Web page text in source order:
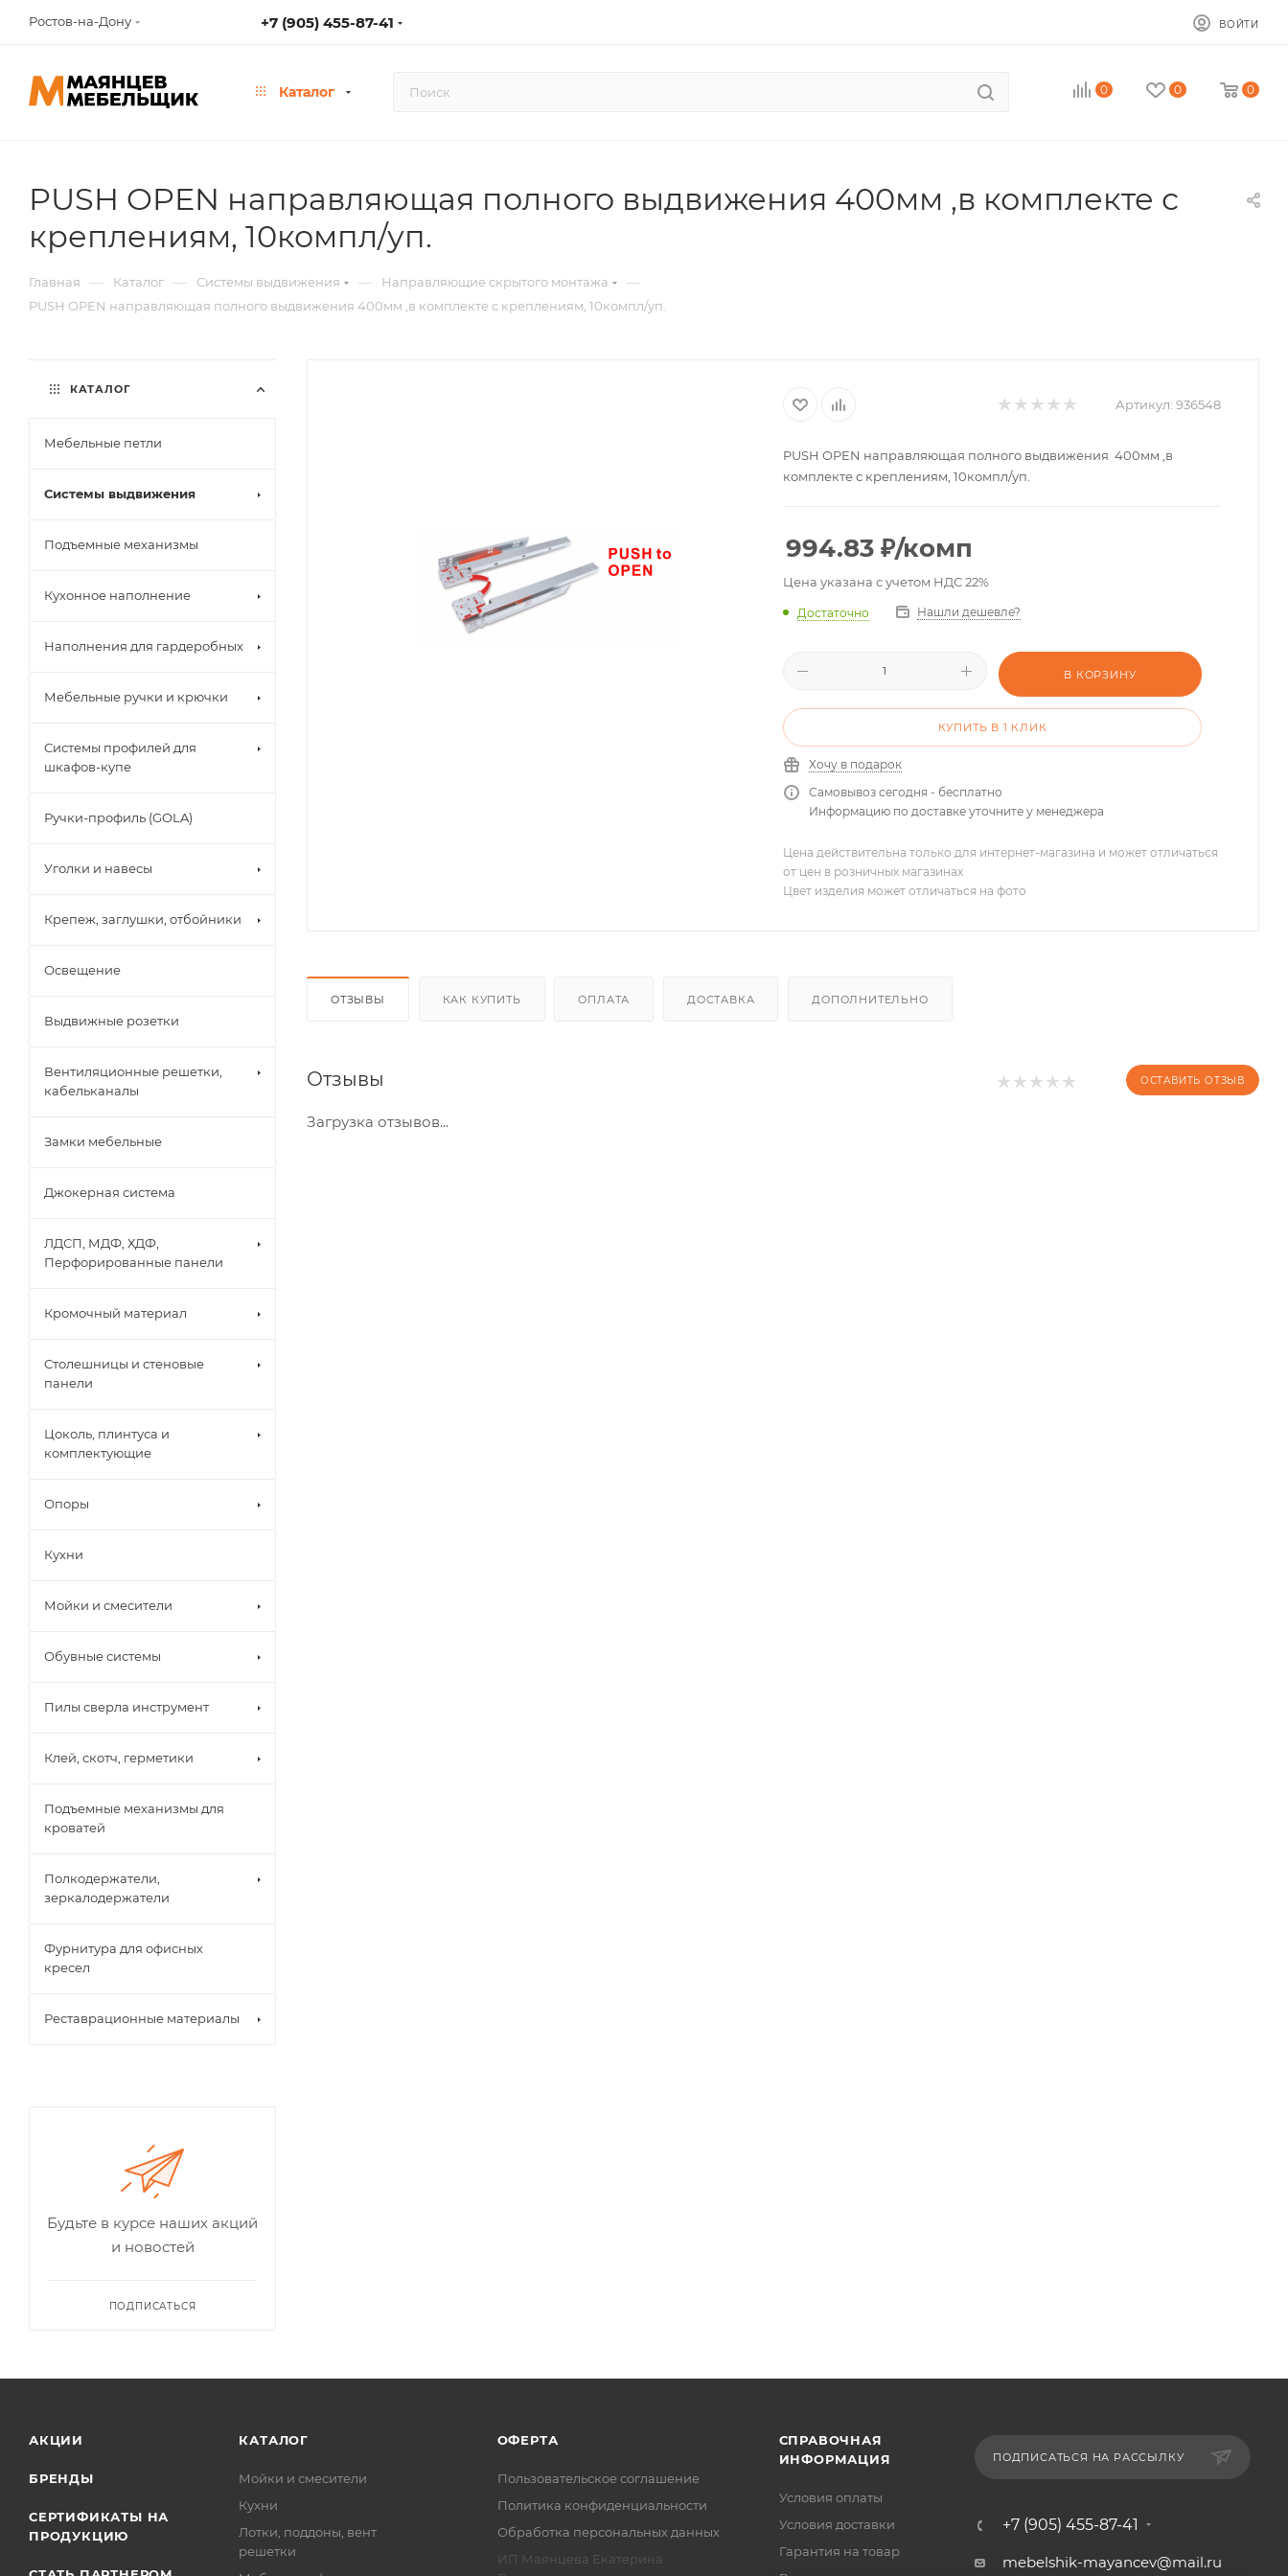
Ростов-на-Дону +7 (905) 455-87-41 ВОЙТИ
Каталог 0 0 0
PUSH OPEN направляющая полного выдвижения 400мм ,в комплекте с
креплениям, 10компл/уп.
Главная — Каталог — Системы выдвижения — Направляющие скрытого монтажа —
PUSH OPEN направляющая полного выдвижения 400мм ,в комплекте с креплениям, 10компл/уп.
Артикул: 936548
PUSH OPEN направляющая полного выдвижения 400мм ,в
комплекте с креплениям, 10компл/уп.
994.83 ₽/комп
Цена указана с учетом НДС 22%
Достаточно Нашли дешевле?
В КОРЗИНУ
КУПИТЬ В 1 КЛИК
Хочу в подарок
Самовывоз сегодня - бесплатно
Информацию по доставке уточните у менеджера
Цена действительна только для интернет-магазина и может отличаться
от цен в розничных магазинах
Цвет изделия может отличаться на фото
ОТЗЫВЫ КАК КУПИТЬ ОПЛАТА ДОСТАВКА ДОПОЛНИТЕЛЬНО
Отзывы ОСТАВИТЬ ОТЗЫВ
Загрузка отзывов...
КАТАЛОГ
Мебельные петли
Системы выдвижения
Подъемные механизмы
Кухонное наполнение
Наполнения для гардеробных
Мебельные ручки и крючки
Системы профилей для
шкафов-купе
Ручки-профиль (GOLA)
Уголки и навесы
Крепеж, заглушки, отбойники
Освещение
Выдвижные розетки
Вентиляционные решетки,
кабельканалы
Замки мебельные
Джокерная система
ЛДСП, МДФ, ХДФ,
Перфорированные панели
Кромочный материал
Столешницы и стеновые
панели
Цоколь, плинтуса и
комплектующие
Опоры
Кухни
Мойки и смесители
Обувные системы
Пилы сверла инструмент
Клей, скотч, герметики
Подъемные механизмы для
кроватей
Полкодержатели,
зеркалодержатели
Фурнитура для офисных
кресел
Реставрационные материалы
Будьте в курсе наших акций
и новостей
ПОДПИСАТЬСЯ
АКЦИИ
БРЕНДЫ
СЕРТИФИКАТЫ НА
ПРОДУКЦИЮ
КАТАЛОГ
Мойки и смесители
Кухни
Лотки, поддоны, вент
решетки
ОФЕРТА
Пользовательское соглашение
Политика конфиденциальности
Обработка персональных данных
ИП Маянцева Екатерина
СПРАВОЧНАЯ
ИНФОРМАЦИЯ
Условия оплаты
Условия доставки
Гарантия на товар
ПОДПИСАТЬСЯ НА РАССЫЛКУ
+7 (905) 455-87-41
mebelshik-mayancev@mail.ru